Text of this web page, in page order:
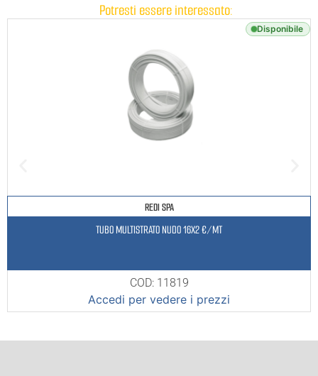
Potresti essere interessato:
Disponibile
REDI SPA
TUBO MULTISTRATO NUDO 16X2 €/MT
COD: 11819
Accedi per vedere i prezzi